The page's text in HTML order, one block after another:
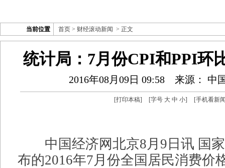
当前位置 首页 > 财经滚动新闻 > 正文
统计局：7月份CPI和PPI环
2016年08月09日 09:58 来源： 中
[打印本稿] [字号 大 中 小] [手机看新
中国经济网北京8月9日讯 国家
布的2016年7月份全国居民消费价